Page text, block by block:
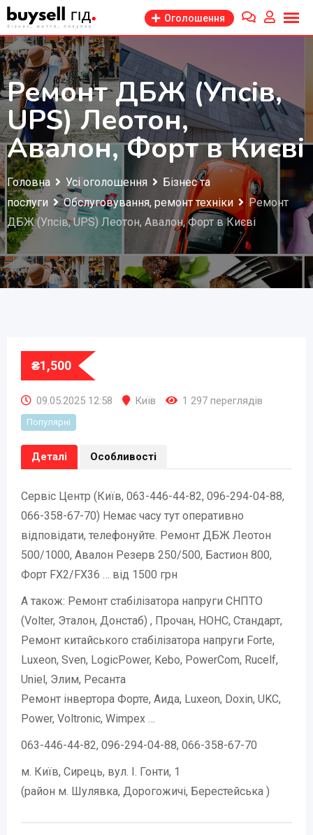
Перейти
до
змісту
Оголошення
Ремонт ДБЖ (Упсів,
UPS) Леотон,
Авалон, Форт в Києві
Головна Усі оголошення
Бізнес та
послуги
Обслуговування, ремонт техніки
Ремонт
ДБЖ (Упсів, UPS) Леотон, Авалон, Форт в Києві
₴1,500
09.05.2025 12:58 Київ 1 297 переглядів
Популярні
Деталі Особливості
Сервіс Центр (Київ, 063-446-44-82, 096-294-04-88,
066-358-67-70) Немає часу тут оперативно
відповідати, телефонуйте. Ремонт ДБЖ Леотон
500/1000, Авалон Резерв 250/500, Бастион 800,
Форт FX2/FX36 … від 1500 грн
А також: Ремонт стабілізатора напруги СНПТО
(Volter, Эталон, Донстаб) , Прочан, НОНС, Стандарт,
Ремонт китайського стабілізатора напруги Forte,
Luxeon, Sven, LogicPower, Kebo, PowerCom, Rucelf,
Uniel, Элим, Ресанта
Ремонт інвертора Форте, Аида, Luxeon, Doxin, UKC,
Power, Voltronic, Wimpex …
063-446-44-82, 096-294-04-88, 066-358-67-70
м. Київ, Сирець, вул. І. Гонти, 1
(район м. Шулявка, Дорогожичі, Берестейська )